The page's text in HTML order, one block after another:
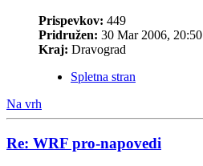
Prispevkov: 449
Pridružen: 30 Mar 2006, 20:50
Kraj: Dravograd
Spletna stran
Na vrh
Re: WRF pro-napovedi